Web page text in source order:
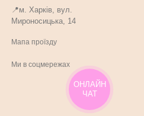
📍м. Харків, вул.
Мироносицька, 14
Мапа проїзду
Ми в соцмережах
ОНЛАЙН
ЧАТ